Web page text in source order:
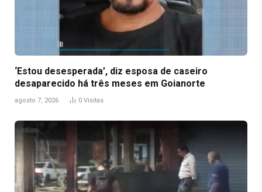
‘Estou desesperada’, diz esposa de caseiro
desaparecido há três meses em Goianorte
agosto 7, 2026 0 Visitas